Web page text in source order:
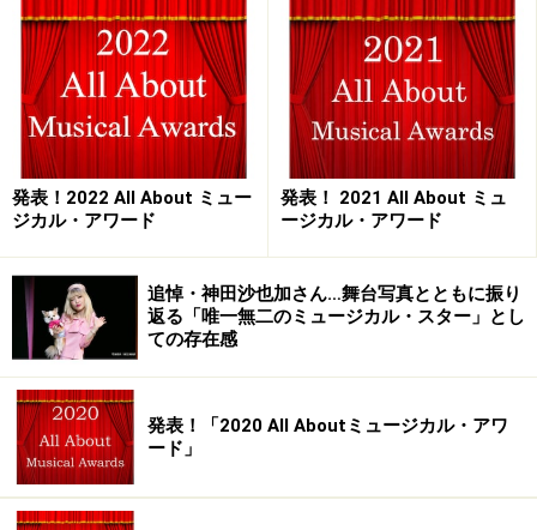
登場人物は4人きり。シンプルにしてミステリアスな愛
憎物語を、時にけだるく、時に激しいロック・ナンバー
で綴ったこのミュージカルで、二人の男に愛されるヒロ
イン、サラを演じるのが平野綾さん。声優として人気を
集め、11年の『嵐が丘』を皮切りに『レ・ミゼラブル』
ジカルでも活躍、いま最も勢いに乗る若手女優の一人で
す。そんな彼女が4か月のNY滞在後、第一作となる本作
をどうとらえているか。実は保育園児の頃から（！）ミ
ュージカルが大好きだったという彼女に、今後のヴィジ
ョンも含め、たっぷり、じっくりお話いただきました。
――本作に触れたのは、台本が最初だったのですか？
発表！2022 All About ミュー
ジカル・アワード
発表！ 2021 All About ミュ
ージカル・アワード
追悼・神田沙也加さん…舞台写真とともに振り
返る「唯一無二のミュージカル・スター」とし
ての存在感
発表！「2020 All Aboutミュージカル・アワ
ード」